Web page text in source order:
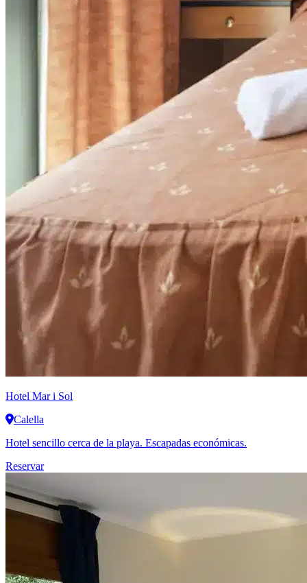
Hotel Mar i Sol
Calella
Hotel sencillo cerca de la playa. Escapadas económicas.
Reservar